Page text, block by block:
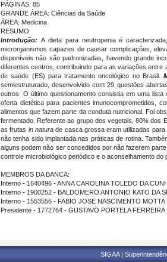
PÁGINAS: 85
GRANDE ÁREA: Ciências da Saúde
ÁREA: Medicina
RESUMO:
Introdução: A dieta para neutropenia é
microrganismos capazes de causar complicações,
disponíveis não são padronizadas, havendo grande
diferentes centros, contribuindo para as variações entre
de saúde (ES) para tratamento oncológico no Brasil.
semiestruturado, desenvolvido com 29 questões
outros. O último questionamento consistia em uma
oferta dietética para pacientes imunocomprometidos,
alimentos que fazem parte da conduta nutricional. Foi
fermentado. Referente ao grupo dos vegetais, 80% dos
as frutas in naturade casca grossa eram utilizadas para
não tenha sido implantada nas práticas de rotina.
alguns podem não ser concedidos por não fazerem
controle microbiológico periódico e o aconselhamento do
MEMBROS DA BANCA:
Interno - 1640496 - ANNA CAROLINA TOLEDO DA
Interno - 1900252 - BALDOMERO ANTONIO KATO DA
Interno - 1553556 - FABIO JOSE NASCIMENTO MOTTA
Presidente - 1772764 - GUSTAVO PORTELA FERREIRA
SIGAA |